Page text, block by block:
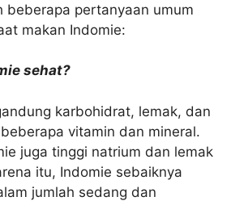
beberapa pertanyaan umum
makan Indomie:
sehat?
karbohidrat, lemak, dan
vitamin dan mineral.
juga tinggi natrium dan lemak
itu, Indomie sebaiknya
jumlah sedang dan